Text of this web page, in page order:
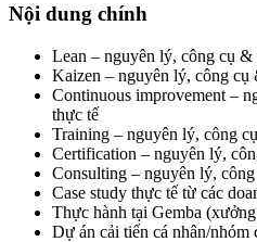
Nội dung chính
Lean – nguyên lý, công cụ
Kaizen – nguyên lý, công cụ
Continuous improvement –
thực tế
Training – nguyên lý, công
Certification – nguyên lý,
Consulting – nguyên lý,
Case study thực tế từ các
Thực hành tại Gemba
Dự án cải tiến cá nhân/nhóm